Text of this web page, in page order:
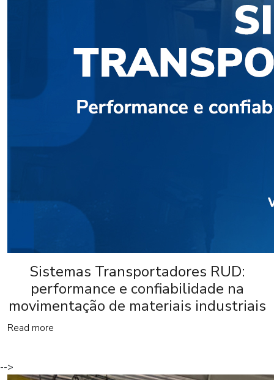
Sistemas Transportadores RUD:
performance e confiabilidade na
movimentação de materiais industriais
Read more
-->